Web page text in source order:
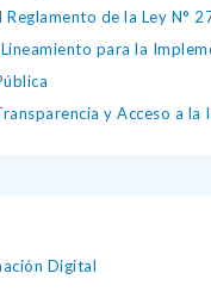
de la Ley N°
para la
y Acceso a la
Digital